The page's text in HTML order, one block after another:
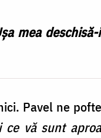
mea
Pavel ne
vă sunt